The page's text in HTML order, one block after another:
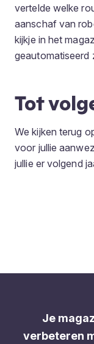
vertelde welke
aanschaf van
kijkje in het
geautomatiseerd
Tot
We kijken terug
voor jullie
jullie er volgend
Je
verbeteren